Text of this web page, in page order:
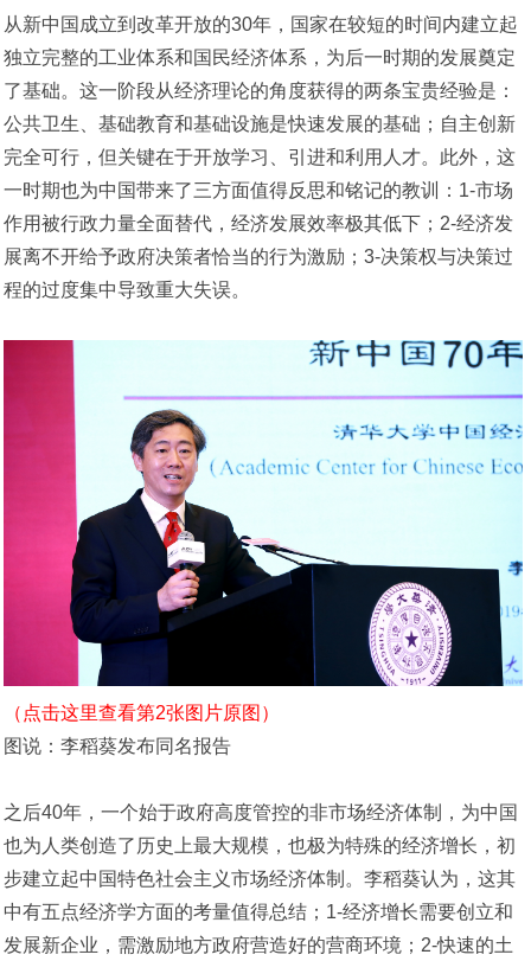
从新中国成立到改革开放的30年，国家在较短的时间内建立起
独立完整的工业体系和国民经济体系，为后一时期的发展奠定
了基础。这一阶段从经济理论的角度获得的两条宝贵经验是：
公共卫生、基础教育和基础设施是快速发展的基础；自主创新
完全可行，但关键在于开放学习、引进和利用人才。此外，这
一时期也为中国带来了三方面值得反思和铭记的教训：1-市场
作用被行政力量全面替代，经济发展效率极其低下；2-经济发
展离不开给予政府决策者恰当的行为激励；3-决策权与决策过
程的过度集中导致重大失误。
（点击这里查看第2张图片原图）
图说：李稻葵发布同名报告
之后40年，一个始于政府高度管控的非市场经济体制，为中国
也为人类创造了历史上最大规模，也极为特殊的经济增长，初
步建立起中国特色社会主义市场经济体制。李稻葵认为，这其
中有五点经济学方面的考量值得总结；1-经济增长需要创立和
发展新企业，需激励地方政府营造好的营商环境；2-快速的土